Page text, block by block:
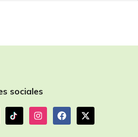
sociales